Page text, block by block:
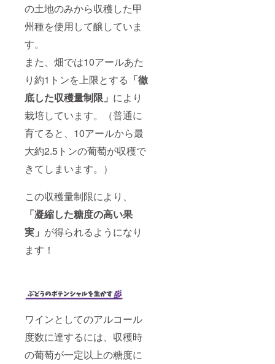
の土地のみから収穫した甲
州種を使用して醸していま
す。
また、畑では10アールあた
り約1トンを上限とする 「徹
底した収穫量制限」 により
栽培しています。（普通に
育てると、10アールから最
大約2.5トンの葡萄が収穫で
きてしまいます。）
この収穫量制限により、
「凝縮した糖度の高い果
実」 が得られるようになり
ます！
ワインとしてのアルコール
度数に達するには、収穫時
の葡萄が一定以上の糖度に